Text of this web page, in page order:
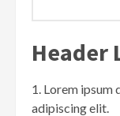
Header
Lorem ipsum
adipiscing elit.